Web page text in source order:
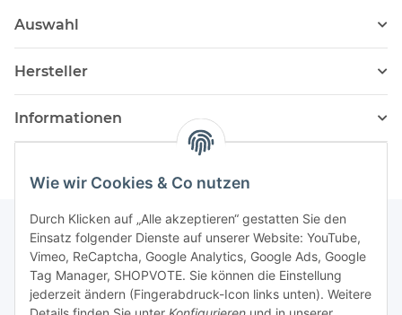
Wie wir Cookies & Co nutzen
Durch Klicken auf „Alle akzeptieren“ gestatten Sie den
Einsatz folgender Dienste auf unserer Website: YouTube,
Vimeo, ReCaptcha, Google Analytics, Google Ads, Google
Tag Manager, SHOPVOTE. Sie können die Einstellung
jederzeit ändern (Fingerabdruck-Icon links unten). Weitere
Auswahl
Hersteller
Informationen
Newsletter Abonnieren
Bitte senden Sie mir entsprechend Ihrer